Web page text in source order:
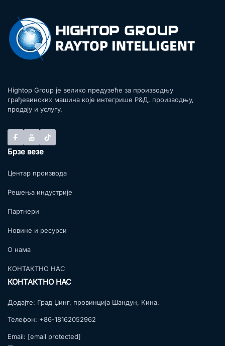
Hightop Group је велико предузеће за производњу
грађевинских машина које интегрише Р&Д, производњу,
продају и услугу.
Брзе везе
Центар производа
Решења индустрије
Партнери
Новине и ресурси
О нама
КОНТАКТНО НАС
КОНТАКТНО НАС
Додајте: Град Џинг, провинција Шандун, Кина.
Телефон: +86-18162052962
Email: [email protected]